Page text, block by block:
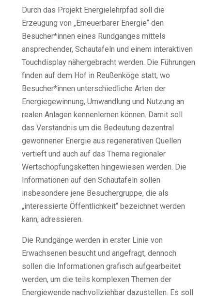
Durch das Projekt Energielehrpfad soll die
Erzeugung von „Erneuerbarer Energie“ den
Besucher*innen eines Rundganges mittels
ansprechender, Schautafeln und einem interaktiven
Touchdisplay nähergebracht werden. Die Führungen
finden auf dem Hof in Reußenköge statt, wo
Besucher*innen unterschiedliche Arten der
Energiegewinnung, Umwandlung und Nutzung an
realen Anlagen kennenlernen können. Damit soll
das Verständnis um die Bedeutung dezentral
gewonnener Energie aus regenerativen Quellen
vertieft und auch auf das Thema regionaler
Wertschöpfungsketten hingewiesen werden. Die
Informationen auf den Schautafeln sollen
insbesondere jene Besuchergruppe, die als
„interessierte Öffentlichkeit“ bezeichnet werden
kann, adressieren.
Die Rundgänge werden in erster Linie von
Erwachsenen besucht und angefragt, dennoch
sollen die Informationen grafisch aufgearbeitet
werden, um die teils komplexen Themen der
Energiewende nachvollziehbar dazustellen. Es soll